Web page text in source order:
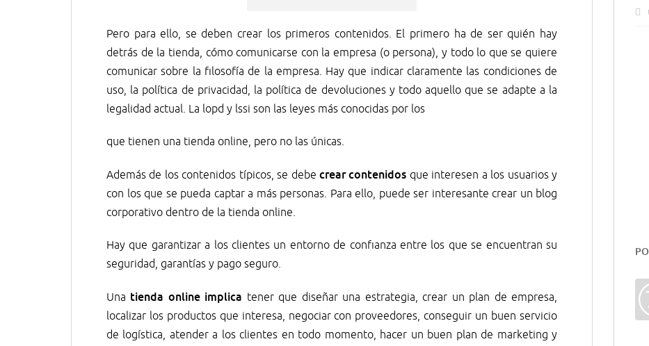
Pero para ello, se deben crear los primeros contenidos. El primero ha de ser quién hay
detrás de la tienda, cómo comunicarse con la empresa (o persona), y todo lo que se quiere
comunicar sobre la filosofía de la empresa. Hay que indicar claramente las condiciones de
uso, la política de privacidad, la política de devoluciones y todo aquello que se adapte a la
legalidad actual. La lopd y lssi son las leyes más conocidas por los
que tienen una tienda online, pero no las únicas.
Además de los contenidos típicos, se debe crear contenidos que interesen a los usuarios y
con los que se pueda captar a más personas. Para ello, puede ser interesante crear un blog
corporativo dentro de la tienda online.
Hay que garantizar a los clientes un entorno de confianza entre los que se encuentran su
seguridad, garantías y pago seguro.
Una tienda online implica tener que diseñar una estrategia, crear un plan de empresa,
localizar los productos que interesa, negociar con proveedores, conseguir un buen servicio
de logística, atender a los clientes en todo momento, hacer un buen plan de marketing y